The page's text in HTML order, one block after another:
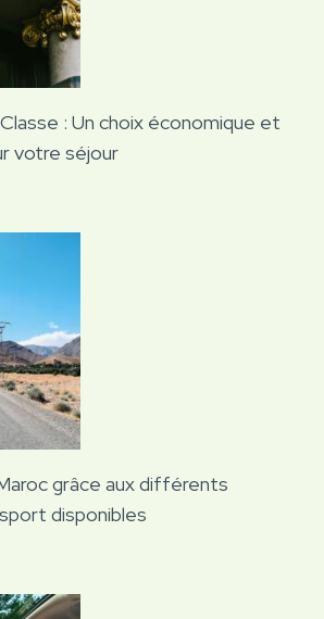
: Un choix économique et
votre séjour
grâce aux différents
disponibles